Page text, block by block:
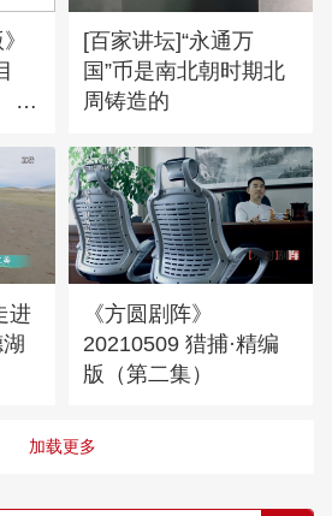
惊
[百家讲坛]“永通万
国”币是南北朝时期北
周铸造的
进
《方圆剧阵》
20210509 猎捕·精编
版（第二集）
加载更多